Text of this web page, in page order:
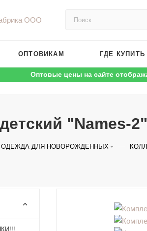
ОПТОВИКАМ ГДЕ КУПИТЬ
Оптовые цены на сайте
"Names-
ОДЕЖДА ДЛЯ НОВОРОЖДЕННЫХ —